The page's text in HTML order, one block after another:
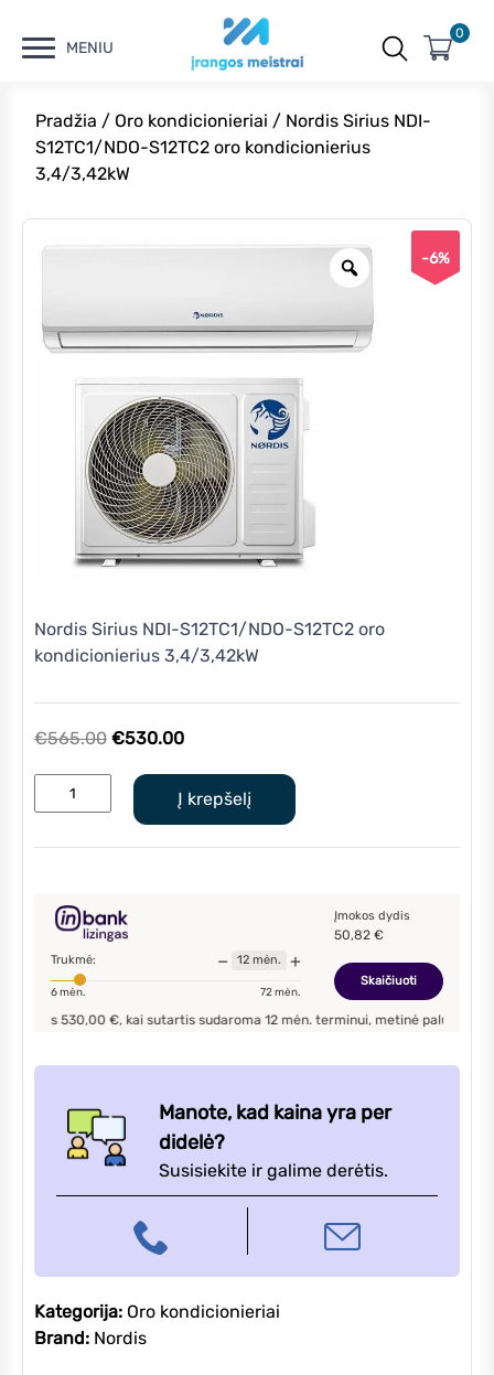
MENIU
0
Pradžia / Oro kondicionieriai / Nordis Sirius NDI-
S12TC1/NDO-S12TC2 oro kondicionierius
3,4/3,42kW
-6%
Nordis Sirius NDI-S12TC1/NDO-S12TC2 oro
kondicionierius 3,4/3,42kW
€565.00 Original
was:
€565.00.
€530.00Current
is:
€530.00.
produkto
kiekis:
S12TC1/NDO-
S12TC2
oro
kondicionierius
3,4/3,42kW
Į krepšelį
Trukmė: − 12 mėn. +
6mėn. 72mėn.
Įmokos dydis
50,82 €
Skaičiuoti
€, kai sutartis sudaroma12mėn. terminui, metinė palūkanų norma –
Manote, kad kaina yra per
didelė?
Susisiekite ir galime derėtis.
Kategorija: Oro kondicionieriai
Brand: Nordis